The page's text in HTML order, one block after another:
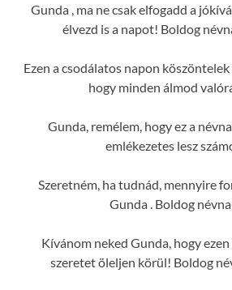
Gunda , ma ne csak elfogadd a
élvezd is a napot! Boldog
Ezen a csodálatos napon köszöntelek
hogy minden álmod
Gunda, remélem, hogy ez a
emlékezetes lesz
Szeretném, ha tudnád, mennyire
Gunda . Boldog
Kívánom neked Gunda, hogy
szeretet öleljen körül! Boldog